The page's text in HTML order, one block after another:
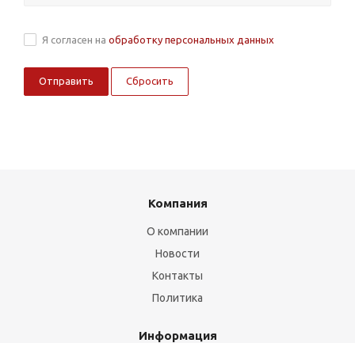
Я согласен на обработку персональных данных
Сбросить
Компания
О компании
Новости
Контакты
Политика
Информация